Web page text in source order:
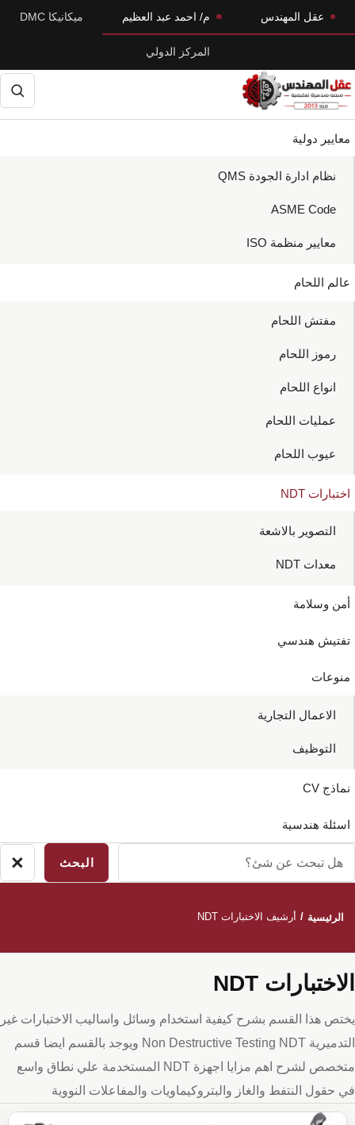
Skip
to
navigation
Skip
to
content
عقل المهندس م/ احمد عبد العظيم ميكانيكا DMC
المركز الدولي
معايير دولية
نظام ادارة الجودة QMS
ASME Code
معايير منظمة ISO
عالم اللحام
مفتش اللحام
رموز اللحام
انواع اللحام
عمليات اللحام
عيوب اللحام
اختبارات NDT
التصوير بالاشعة
معدات NDT
أمن وسلامة
تفتيش هندسي
منوعات
الاعمال التجارية
التوظيف
نماذج CV
اسئلة هندسية
تبحث
شئ؟
×
الرئيسية / أرشيف الاختبارات NDT
الاختبارات NDT
يختص هذا القسم بشرح كيفية استخدام وسائل واساليب الاختبارات غير
التدميرية Non Destructive Testing NDT ويوجد بالقسم ايضا قسم
متخصص لشرح اهم مزايا اجهزة NDT المستخدمة علي نطاق واسع
في حقول النتفط والغاز والبتروكيماويات والمفاعلات النووية